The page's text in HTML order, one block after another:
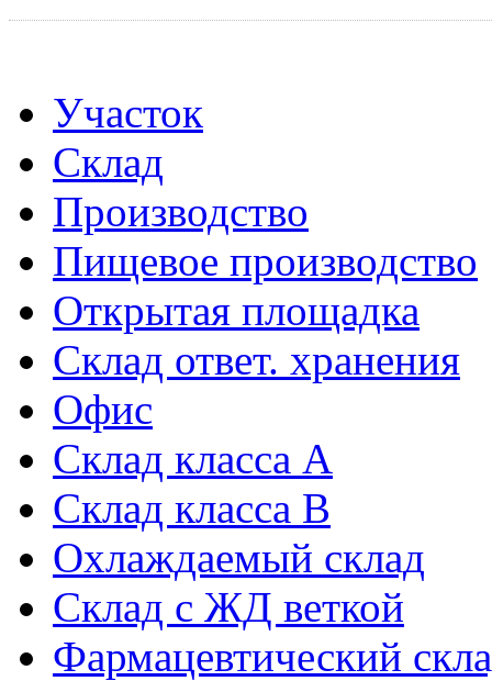
Участок
Склад
Производство
Пищевое производство
Открытая площадка
Склад ответ. хранения
Офис
Склад класса A
Склад класса B
Охлаждаемый склад
Склад с ЖД веткой
Фармацевтический